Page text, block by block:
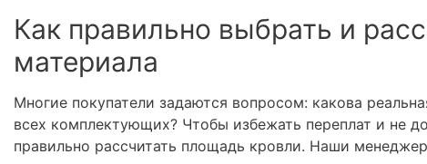
Как правильно выбрать и
материала
Многие покупатели задаются вопросом: какова
всех комплектующих? Чтобы избежать переплат и не
правильно рассчитать площадь кровли. Наши